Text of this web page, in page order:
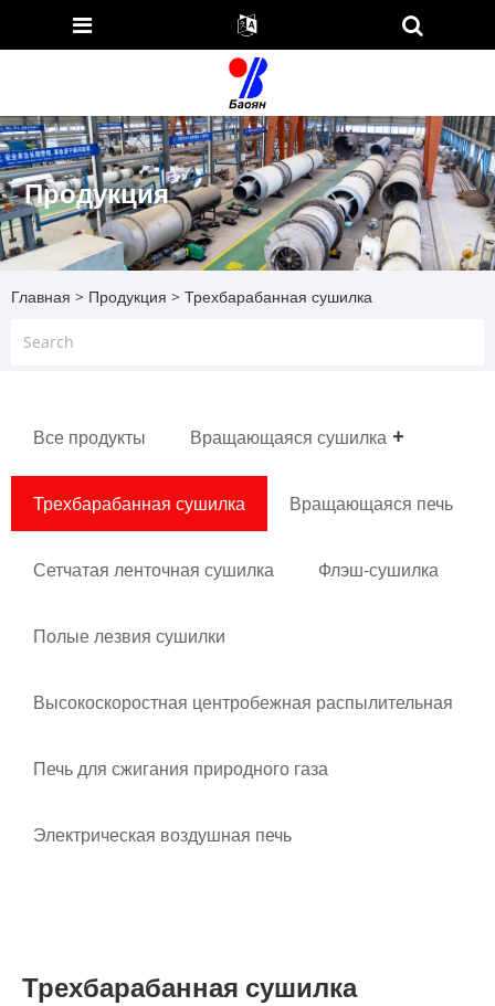
Продукция
Главная > Продукция > Трехбарабанная сушилка
Все продукты Вращающаяся сушилка
Трехбарабанная сушилка Вращающаяся печь
Сетчатая ленточная сушилка Флэш-сушилка
Полые лезвия сушилки
Высокоскоростная центробежная распылительная
сушилка
Печь для сжигания природного газа
Электрическая воздушная печь
Трехбарабанная сушилка